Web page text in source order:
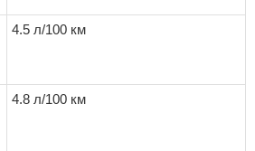
4.5 л/100 км
4.8 л/100 км